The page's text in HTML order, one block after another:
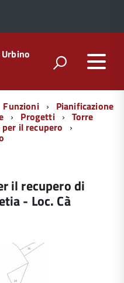
Funzioni Pianificazione
Progetti Torre
il recupero
il recupero di
- Loc. Cà